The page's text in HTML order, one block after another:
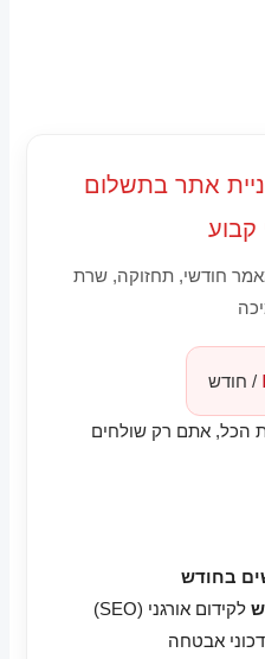
אתר בתשלום
קבוע
חודשי, תחזוקה, שרת
/ חודש
הכל, אתם רק שולחים
לקידום אורגני (SEO)
אבטחה